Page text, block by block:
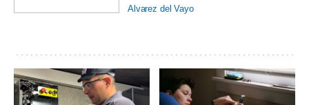
Alvarez del Vayo